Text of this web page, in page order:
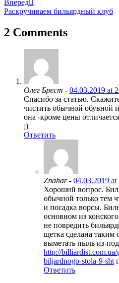
записям
Next
Post
Вперед
Раскручиваем бильярдный клуб
2 Comments
Олег Брест - 04.03.2019 at
Спасибо за статью.
чистить обычной обувной
она -кроме цены
;)
Ответить
Znahar - 04.03.2019 at
Хороший вопрос.
обычной только тем
и посадка ворсы.
основном из
не повредить
щетка сделана таким
выметать пыль из-
http://
biljardnogo-stola-9-sht
Ответить